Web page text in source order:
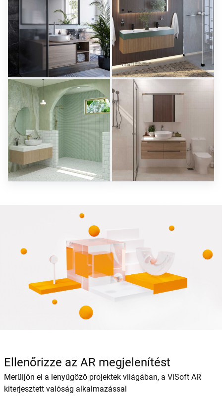
Herz Unitas
Sani Integration
Bekon-Koralle AG
Sani Integration
RAMIZAH_BATHROOM
Creative Lab Malaysia
Creative Lab Malaysia
Ellenőrizze az AR megjelenítést
Merüljön el a lenyűgöző projektek világában, a ViSoft AR
kiterjesztett valóság alkalmazással